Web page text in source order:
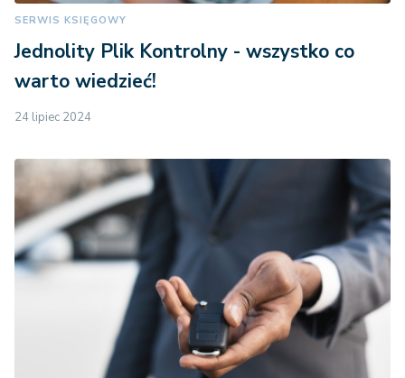
SERWIS KSIĘGOWY
Jednolity Plik Kontrolny - wszystko co
warto wiedzieć!
24 lipiec 2024